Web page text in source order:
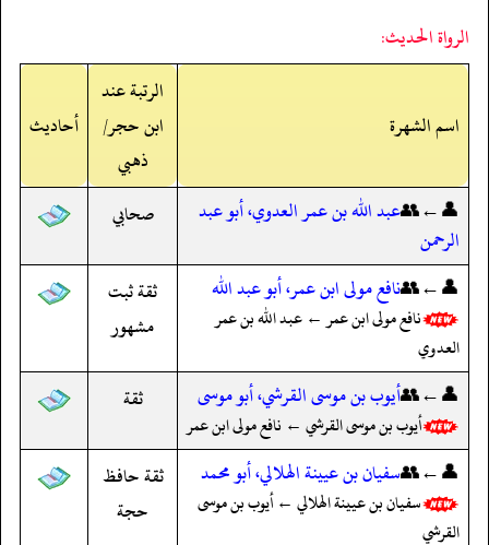
الرواة الحديث:
اسم الشهرة
الرتبة عند
ابن حجر/
ذهبي
أحاديث
👤←👥عبد الله بن عمر العدوي، أبو عبد
الرحمن
صحابي
👤←👥نافع مولى ابن عمر، أبو عبد الله
نافع مولى ابن عمر ← عبد الله بن عمر
العدوي
ثقة ثبت
مشهور
👤←👥أيوب بن موسى القرشي، أبو موسى
أيوب بن موسى القرشي ← نافع مولى ابن عمر
ثقة
👤←👥سفيان بن عيينة الهلالي، أبو محمد
سفيان بن عيينة الهلالي ← أيوب بن موسى
القرشي
ثقة حافظ
حجة